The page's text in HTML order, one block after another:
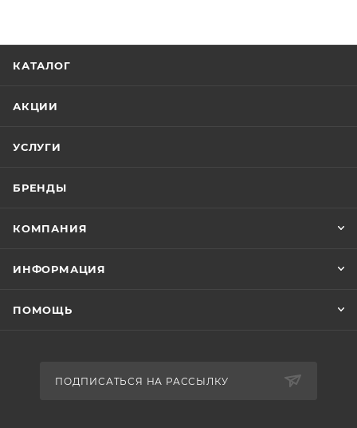
КАТАЛОГ
АКЦИИ
УСЛУГИ
БРЕНДЫ
КОМПАНИЯ
ИНФОРМАЦИЯ
ПОМОЩЬ
ПОДПИСАТЬСЯ НА РАССЫЛКУ